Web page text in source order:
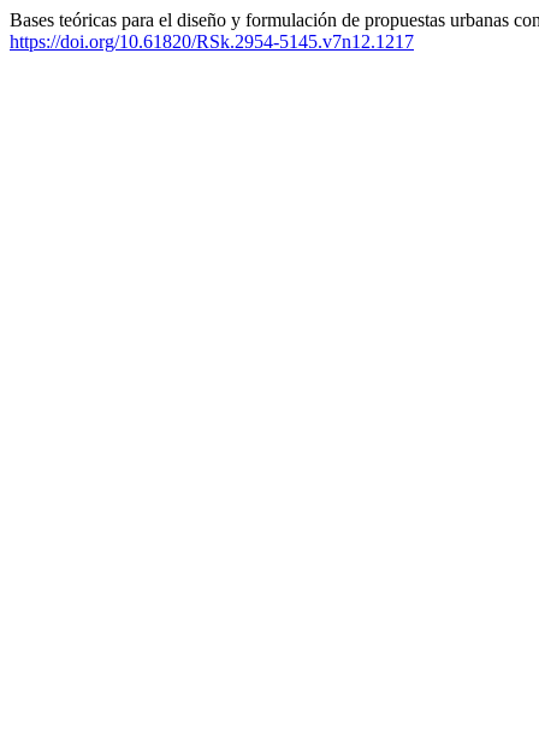
Bases teóricas para el diseño y formulación de propuestas urbanas
https://doi.org/10.61820/RSk.2954-5145.v7n12.1217